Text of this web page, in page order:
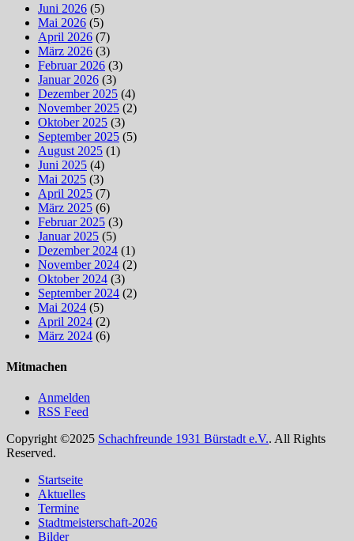
Juni 2026 (5)
Mai 2026 (5)
April 2026 (7)
März 2026 (3)
Februar 2026 (3)
Januar 2026 (3)
Dezember 2025 (4)
November 2025 (2)
Oktober 2025 (3)
September 2025 (5)
August 2025 (1)
Juni 2025 (4)
Mai 2025 (3)
April 2025 (7)
März 2025 (6)
Februar 2025 (3)
Januar 2025 (5)
Dezember 2024 (1)
November 2024 (2)
Oktober 2024 (3)
September 2024 (2)
Mai 2024 (5)
April 2024 (2)
März 2024 (6)
Mitmachen
Anmelden
RSS Feed
Copyright ©2025 Schachfreunde 1931 Bürstadt e.V.. All Rights
Reserved.
oben
scrollen
Startseite
Aktuelles
Termine
Stadtmeisterschaft-2026
Bilder